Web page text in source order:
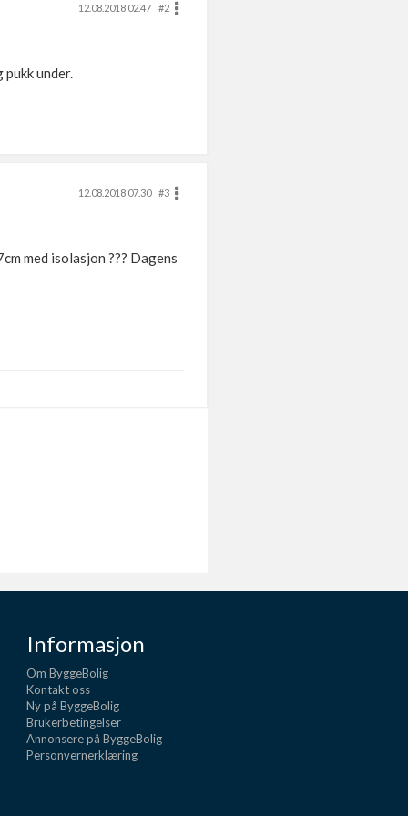
12.08.2018 02.47
#2
under.
12.08.2018 07.30
#3
med isolasjon ??? Dagens
Informasjon
Om ByggeBolig
Kontakt oss
Ny på ByggeBolig
Brukerbetingelser
Annonsere på ByggeBolig
Personvernerklæring